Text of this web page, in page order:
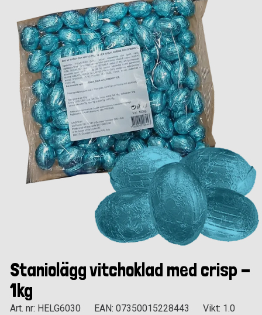
Staniolägg vitchoklad med crisp -
1kg
Art. nr: HELG6030 EAN: 07350015228443
Vikt: 1.0